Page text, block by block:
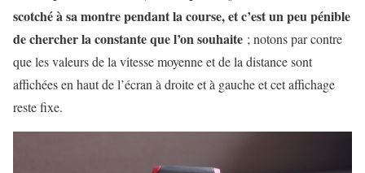
scotché à sa montre pendant la course, et c’est un peu pénible
de chercher la constante que l’on souhaite ; notons par contre
que les valeurs de la vitesse moyenne et de la distance sont
affichées en haut de l’écran à droite et à gauche et cet affichage
reste fixe.